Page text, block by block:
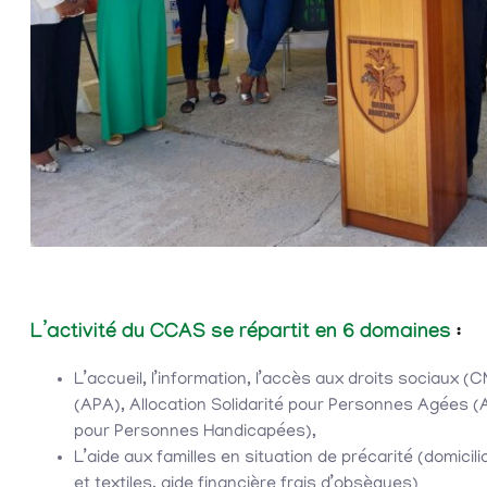
L’activité du CCAS se répartit en 6 domaines :
L’accueil, l’information, l’accès aux droits sociaux
(APA), Allocation Solidarité pour Personnes Agées
pour Personnes Handicapées),
L’aide aux familles en situation de précarité